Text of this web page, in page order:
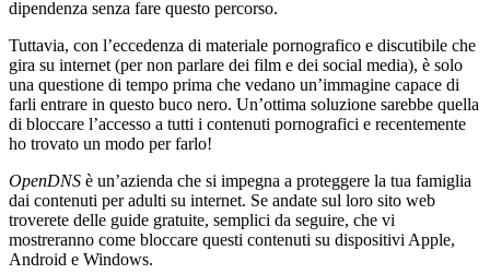
dipendenza senza fare questo percorso.
Tuttavia, con l’eccedenza di materiale pornografico e discutibile che
gira su internet (per non parlare dei film e dei social media), è solo
una questione di tempo prima che vedano un’immagine capace di
farli entrare in questo buco nero. Un’ottima soluzione sarebbe quella
di bloccare l’accesso a tutti i contenuti pornografici e recentemente
ho trovato un modo per farlo!
OpenDNS è un’azienda che si impegna a proteggere la tua famiglia
dai contenuti per adulti su internet. Se andate sul loro sito web
troverete delle guide gratuite, semplici da seguire, che vi
mostreranno come bloccare questi contenuti su dispositivi Apple,
Android e Windows.